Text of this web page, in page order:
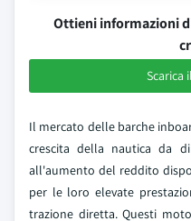
Ottieni informazioni
Scarica
Il mercato delle barche
crescita della nautica da
all'aumento del reddito
per le loro elevate
trazione diretta. Questi